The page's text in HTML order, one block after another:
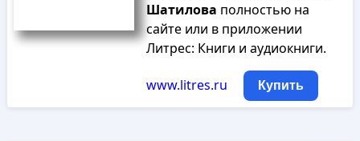
Шатилова полностью на
сайте или в приложении
Литрес: Книги и аудиокниги.
www.litres.ru Купить